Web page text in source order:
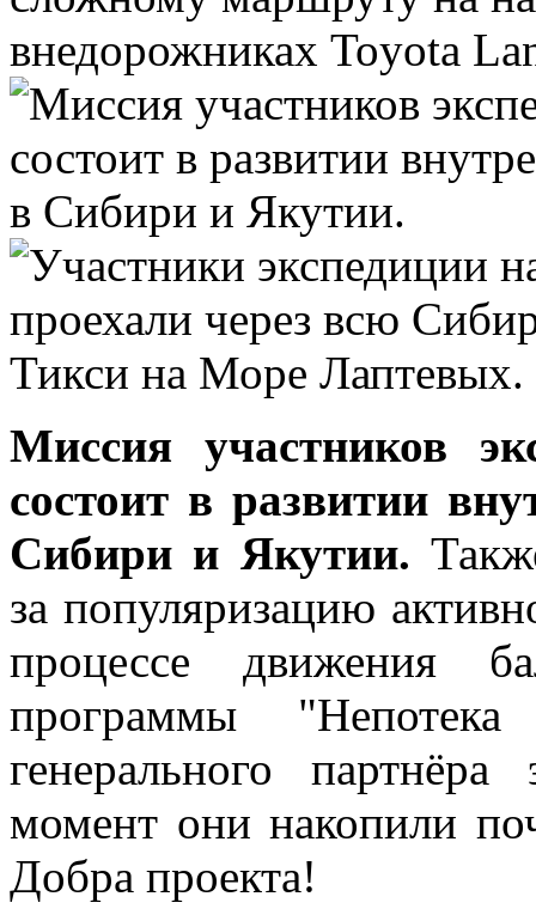
Миссия участников
состоит в развитии
Сибири и Якутии.
за популяризацию
процессе движения
программы
генерального
момент они накопили
Добра проекта!